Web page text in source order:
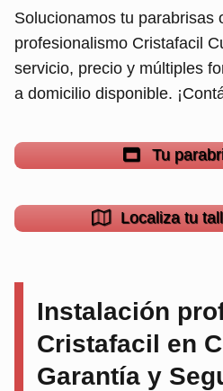
Solucionamos tu parabrisas
profesionalismo Cristafacil
servicio, precio y múltiples
a domicilio disponible.
Tu
Localiza tu
Instalación
Cristafacil en
Garantía y